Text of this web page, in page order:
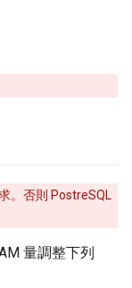
。否則 PostreSQL
量調整下列